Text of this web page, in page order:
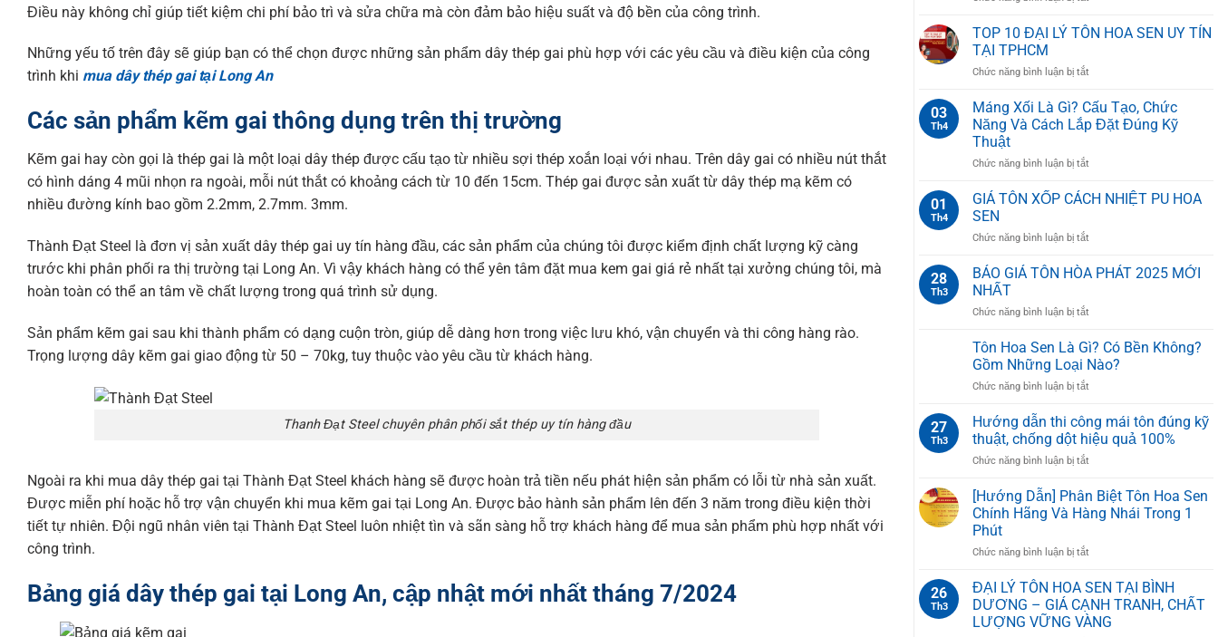
Điều này không chỉ giúp tiết kiệm chi phí bảo trì và sửa chữa mà còn đảm bảo hiệu suất và độ bền của công trình.
Những yếu tố trên đây sẽ giúp bạn có thể chọn được những sản phẩm dây thép gai phù hợp với các yêu cầu và điều kiện của công
trình khi mua dây thép gai tại Long An
Các sản phẩm kẽm gai thông dụng trên thị trường
Kẽm gai hay còn gọi là thép gai là một loại dây thép được cấu tạo từ nhiều sợi thép xoắn loại với nhau. Trên dây gai có nhiều nút thắt
có hình dáng 4 mũi nhọn ra ngoài, mỗi nút thắt có khoảng cách từ 10 đến 15cm. Thép gai được sản xuất từ dây thép mạ kẽm có
nhiều đường kính bao gồm 2.2mm, 2.7mm. 3mm.
Thành Đạt Steel là đơn vị sản xuất dây thép gai uy tín hàng đầu, các sản phẩm của chúng tôi được kiểm định chất lượng kỹ càng
trước khi phân phối ra thị trường tại Long An. Vì vậy khách hàng có thể yên tâm đặt mua kem gai giá rẻ nhất tại xưởng chúng tôi, mà
hoàn toàn có thể an tâm về chất lượng trong quá trình sử dụng.
Sản phẩm kẽm gai sau khi thành phẩm có dạng cuộn tròn, giúp dễ dàng hơn trong việc lưu khó, vận chuyển và thi công hàng rào.
Trọng lượng dây kẽm gai giao động từ 50 – 70kg, tuy thuộc vào yêu cầu từ khách hàng.
Thanh Đạt Steel chuyên phân phối sắt thép uy tín hàng đầu
Ngoài ra khi mua dây thép gai tại Thành Đạt Steel khách hàng sẽ được hoàn trả tiền nếu phát hiện sản phẩm có lỗi từ nhà sản xuất.
Được miễn phí hoặc hỗ trợ vận chuyển khi mua kẽm gai tại Long An. Được bảo hành sản phẩm lên đến 3 năm trong điều kiện thời
tiết tự nhiên. Đội ngũ nhân viên tại Thành Đạt Steel luôn nhiệt tìn và sãn sàng hỗ trợ khách hàng để mua sản phẩm phù hợp nhất với
công trình.
Bảng giá dây thép gai tại Long An, cập nhật mới nhất tháng 7/2024
SENDO
hộp
Cấu
phân
loại,
và
dụng
Z
TOP 10 ĐẠI LÝ TÔN HOA SEN UY TÍN
TẠI TPHCM
Chức năng bình luận bị tắt
10
ĐẠI
LÝ
HOA
UY
TPHCM
03
Th4
Máng Xối Là Gì? Cấu Tạo, Chức
Năng Và Cách Lắp Đặt Đúng Kỹ
Thuật
Chức năng bình luận bị tắt
Xối
Cấu
Chức
Cách
Đặt
Đúng
01
Th4
GIÁ TÔN XỐP CÁCH NHIỆT PU HOA
SEN
Chức năng bình luận bị tắt
TÔN
NHIỆT
HOA
SEN
28
Th3
BÁO GIÁ TÔN HÒA PHÁT 2025 MỚI
NHẤT
Chức năng bình luận bị tắt
GIÁ
TÔN
HÒA
PHÁT
MỚI
NHẤT
Tôn Hoa Sen Là Gì? Có Bền Không?
Gồm Những Loại Nào?
Chức năng bình luận bị tắt
Hoa
Sen
Là
Gì?
Bền
Không?
Gồm
Loại
27
Th3
Hướng dẫn thi công mái tôn đúng kỹ
thuật, chống dột hiệu quả 100%
Chức năng bình luận bị tắt
dẫn
công
tôn
kỹ
thuật,
chống
dột
[Hướng Dẫn] Phân Biệt Tôn Hoa Sen
Chính Hãng Và Hàng Nhái Trong 1
Phút
Chức năng bình luận bị tắt
Dẫn]
Phân
Biệt
Tôn
26
Th3
ĐẠI LÝ TÔN HOA SEN TẠI BÌNH
DƯƠNG – GIÁ CẠNH TRANH, CHẤT
LƯỢNG VỮNG VÀNG